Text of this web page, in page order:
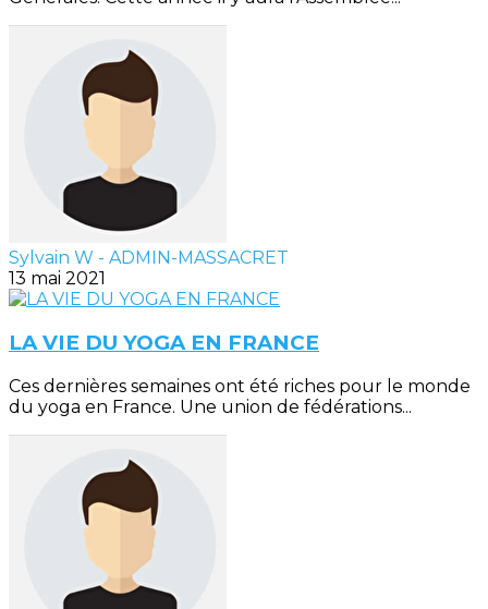
Sylvain W - ADMIN-MASSACRET
13 mai 2021
LA VIE DU YOGA EN FRANCE
Ces dernières semaines ont été riches pour le monde
du yoga en France. Une union de fédérations...